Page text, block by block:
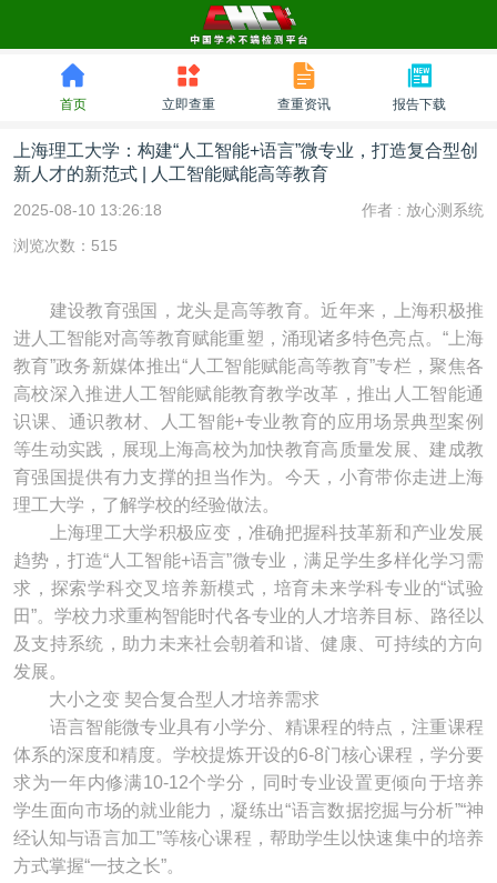
首页 立即查重 查重资讯 报告下载
上海理工大学：构建“人工智能+语言”微专业，打造复合型创
新人才的新范式 | 人工智能赋能高等教育
2025-08-10 13:26:18 作者 : 放心测系统
浏览次数：515
建设教育强国，龙头是高等教育。近年来，上海积极推
进人工智能对高等教育赋能重塑，涌现诸多特色亮点。“上海
教育”政务新媒体推出“人工智能赋能高等教育”专栏，聚焦各
高校深入推进人工智能赋能教育教学改革，推出人工智能通
识课、通识教材、人工智能+专业教育的应用场景典型案例
等生动实践，展现上海高校为加快教育高质量发展、建成教
育强国提供有力支撑的担当作为。今天，小育带你走进上海
理工大学，了解学校的经验做法。
上海理工大学积极应变，准确把握科技革新和产业发展
趋势，打造“人工智能+语言”微专业，满足学生多样化学习需
求，探索学科交叉培养新模式，培育未来学科专业的“试验
田”。学校力求重构智能时代各专业的人才培养目标、路径以
及支持系统，助力未来社会朝着和谐、健康、可持续的方向
发展。
大小之变 契合复合型人才培养需求
语言智能微专业具有小学分、精课程的特点，注重课程
体系的深度和精度。学校提炼开设的6-8门核心课程，学分要
求为一年内修满10-12个学分，同时专业设置更倾向于培养
学生面向市场的就业能力，凝练出“语言数据挖掘与分析”“神
经认知与语言加工”等核心课程，帮助学生以快速集中的培养
方式掌握“一技之长”。